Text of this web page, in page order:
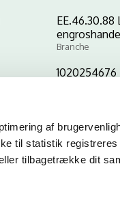
af
til statistik registreres
tilbagetrække dit
Branche
1020254676
hjemmeside